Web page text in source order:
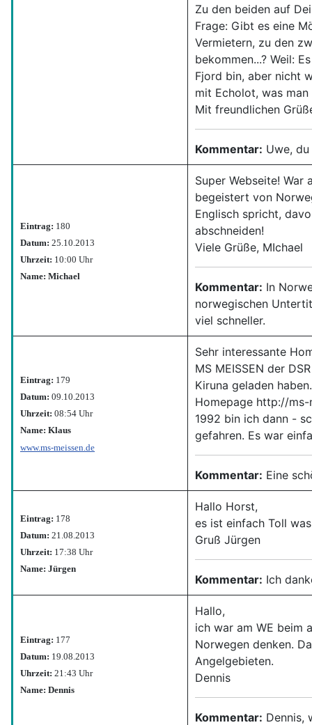
Zu den beiden auf
Frage: Gibt es eine
Vermietern, zu den
bekommen...? Weil:
Fjord bin, aber nicht
mit Echolot, was
Mit freundlichen
Kommentar: Uwe,
Eintrag: 180
Datum: 25.10.2013
Uhrzeit: 10:00 Uhr
Name: Michael
Super Webseite! War
begeistert von
Englisch spricht,
abschneiden!
Viele Grüße, MIchael
Kommentar: In
norwegischen
viel schneller.
Eintrag: 179
Datum: 09.10.2013
Uhrzeit: 08:54 Uhr
Name: Klaus
www.ms-meissen.de
Sehr interessante
MS MEISSEN der
Kiruna geladen
Homepage http://ms-
1992 bin ich dann -
gefahren. Es war
Kommentar: Eine
Eintrag: 178
Datum: 21.08.2013
Uhrzeit: 17:38 Uhr
Name: Jürgen
Hallo Horst,
es ist einfach Toll
Gruß Jürgen
Kommentar: Ich
Eintrag: 177
Datum: 19.08.2013
Uhrzeit: 21:43 Uhr
Name: Dennis
Hallo,
ich war am WE beim
Norwegen denken.
Angelgebieten.
Dennis
Kommentar: Dennis,